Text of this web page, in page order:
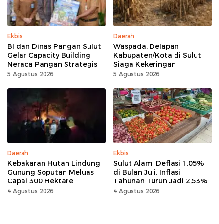
Ekbis
BI dan Dinas Pangan Sulut
Gelar Capacity Building
Neraca Pangan Strategis
5 Agustus 2026
Daerah
Waspada, Delapan
Kabupaten/Kota di Sulut
Siaga Kekeringan
5 Agustus 2026
Daerah
Kebakaran Hutan Lindung
Gunung Soputan Meluas
Capai 300 Hektare
4 Agustus 2026
Ekbis
Sulut Alami Deflasi 1,05%
di Bulan Juli, Inflasi
Tahunan Turun Jadi 2,53%
4 Agustus 2026